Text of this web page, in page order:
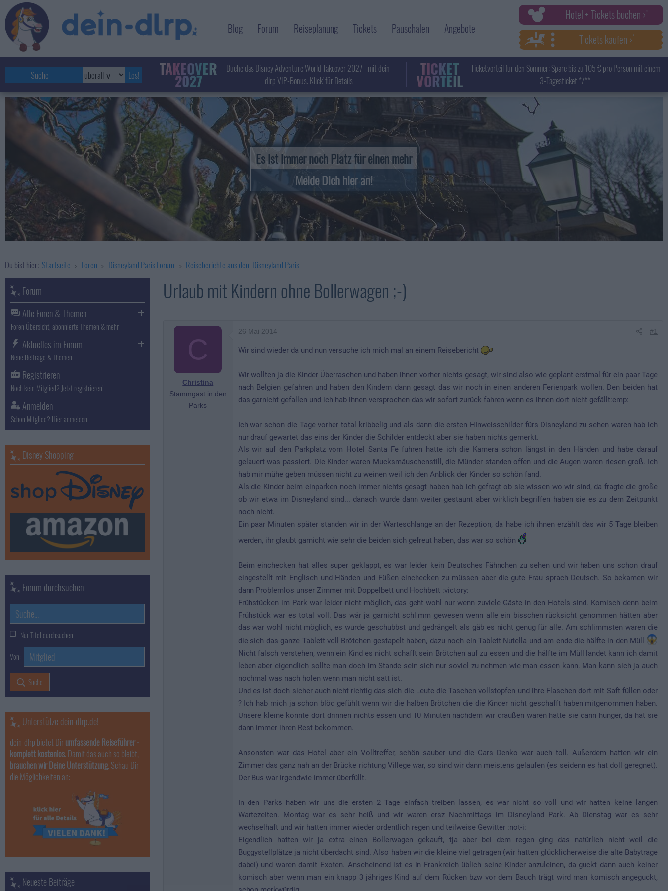
Blog Forum Reiseplanung Tickets Pauschalen Angebote
Hotel + Tickets buchen ›
Tickets kaufen ›
TAKEOVER
2027
Buche das Disney Adventure World Takeover 2027 - mit dein-
dlrp VIP-Bonus. Klick' für Details
TICKET
VORTEIL
Ticketvorteil für den Sommer: Spare bis zu 105 € pro Person mit einem
3-Tagesticket */**
Es ist immer noch Platz für einen mehr
Melde Dich hier an!
Du bist hier: Startseite Foren Disneyland Paris Forum Reiseberichte aus dem Disneyland Paris
Urlaub mit Kindern ohne Bollerwagen ;-)
C
Christina
Stammgast in den
Parks
26 Mai 2014 #1
Wir sind wieder da und nun versuche ich mich mal an einem Reisebericht
Wir wollten ja die Kinder Überraschen und haben ihnen vorher nichts gesagt, wir sind also wie geplant erstmal für ein paar Tage
nach Belgien gefahren und haben den Kindern dann gesagt das wir noch in einen anderen Ferienpark wollen. Den beiden hat
das garnicht gefallen und ich hab ihnen versprochen das wir sofort zurück fahren wenn es ihnen dort nicht gefällt:emp:
Ich war schon die Tage vorher total kribbelig und als dann die ersten HInweisschilder fürs Disneyland zu sehen waren hab ich
nur drauf gewartet das eins der Kinder die Schilder entdeckt aber sie haben nichts gemerkt.
Als wir auf den Parkplatz vom Hotel Santa Fe fuhren hatte ich die Kamera schon längst in den Händen und habe darauf
gelauert was passiert. Die Kinder waren Mucksmäuschenstill, die Münder standen offen und die Augen waren riesen groß. Ich
hab mir mühe geben müssen nicht zu weinen weil ich den Anblick der Kinder so schön fand.
Als die Kinder beim einparken noch immer nichts gesagt haben hab ich gefragt ob sie wissen wo wir sind, da fragte die große
ob wir etwa im Disneyland sind... danach wurde dann weiter gestaunt aber wirklich begriffen haben sie es zu dem Zeitpunkt
noch nicht.
Ein paar Minuten später standen wir in der Warteschlange an der Rezeption, da habe ich ihnen erzählt das wir 5 Tage bleiben
werden, ihr glaubt garnicht wie sehr die beiden sich gefreut haben, das war so schön
Beim einchecken hat alles super geklappt, es war leider kein Deutsches Fähnchen zu sehen und wir haben uns schon drauf
eingestellt mit Englisch und Händen und Füßen einchecken zu müssen aber die gute Frau sprach Deutsch. So bekamen wir
dann Problemlos unser Zimmer mit Doppelbett und Hochbett :victory:
Frühstücken im Park war leider nicht möglich, das geht wohl nur wenn zuviele Gäste in den Hotels sind. Komisch denn beim
Frühstück war es total voll. Das wär ja garnicht schlimm gewesen wenn alle ein bisschen rücksicht genommen hätten aber
das war wohl nicht möglich, es wurde geschubbst und gedrängelt als gäb es nicht genug für alle. Am schlimmsten waren die
die sich das ganze Tablett voll Brötchen gestapelt haben, dazu noch ein Tablett Nutella und am ende die hälfte in den Müll
Nicht falsch verstehen, wenn ein Kind es nicht schafft sein Brötchen auf zu essen und die hälfte im Müll landet kann ich damit
leben aber eigendlich sollte man doch im Stande sein sich nur soviel zu nehmen wie man essen kann. Man kann sich ja auch
nochmal was nach holen wenn man nicht satt ist.
Und es ist doch sicher auch nicht richtig das sich die Leute die Taschen vollstopfen und ihre Flaschen dort mit Saft füllen oder
? Ich hab mich ja schon blöd gefühlt wenn wir die halben Brötchen die die Kinder nicht geschafft haben mitgenommen haben.
Unsere kleine konnte dort drinnen nichts essen und 10 Minuten nachdem wir draußen waren hatte sie dann hunger, da hat sie
dann immer ihren Rest bekommen.
Ansonsten war das Hotel aber ein Volltreffer, schön sauber und die Cars Denko war auch toll. Außerdem hatten wir ein
Zimmer das ganz nah an der Brücke richtung Villege war, so sind wir dann meistens gelaufen (es seidenn es hat doll geregnet).
Der Bus war irgendwie immer überfüllt.
In den Parks haben wir uns die ersten 2 Tage einfach treiben lassen, es war nicht so voll und wir hatten keine langen
Wartezeiten. Montag war es sehr heiß und wir waren ersz Nachmittags im Disneyland Park. Ab Dienstag war es sehr
wechselhaft und wir hatten immer wieder ordentlich regen und teilweise Gewitter :not-i:
Eigendlich hatten wir ja extra einen Bollerwagen gekauft, tja aber bei dem regen ging das natürlich nicht weil die
Buggystellplätze ja nicht überdacht sind. Also haben wir die kleine viel getragen (wir hatten glücklicherweise die alte Babytrage
dabei) und waren damit Exoten. Anscheinend ist es in Frankreich üblich seine Kinder anzuleinen, da guckt dann auch keiner
komisch aber wenn man ein knapp 3 jähriges Kind auf dem Rücken bzw vor dem Bauch trägt wird man komisch angeguckt,
Forum
Alle Foren & Themen
Foren Übersicht, abonnierte Themen & mehr
Aktuelles im Forum
Neue Beiträge & Themen
Registrieren
Noch kein Mitglied? Jetzt registrieren!
Anmelden
Schon Mitglied? Hier anmelden
Disney Shopping
Forum durchsuchen
Nur Titel durchsuchen
Von:
Suche
Unterstütze dein-dlrp.de!
dein-dlrp bietet Dirumfassende Reiseführer -
komplett kostenlos. Damit das auch so bleibt,
brauchen wir Deine Unterstützung. Schau Dir
die Möglichkeiten an:
Neueste Beiträge